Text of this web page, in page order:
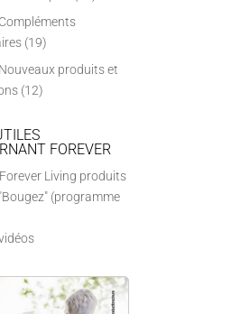
(19)
produits et
(12)
FOREVER
Living produits
(programme